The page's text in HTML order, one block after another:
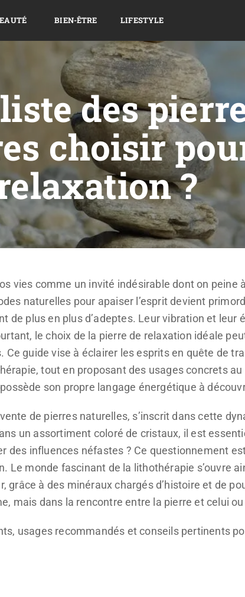
BIEN-ÊTRE LIFESTYLE
des
choisir
?
vies comme un invité indésirable dont on peine
naturelles pour apaiser l’esprit devient
de plus en plus d’adeptes. Leur vibration et
le choix de la pierre de relaxation idéale
Ce guide vise à éclairer les esprits en quête de
tout en proposant des usages concrets
son propre langage énergétique à
de pierres naturelles, s’inscrit dans cette
un assortiment coloré de cristaux, il est
des influences néfastes ? Ce questionnement
Le monde fascinant de la lithothérapie s’ouvre
grâce à des minéraux chargés d’histoire et de
mais dans la rencontre entre la pierre et celui
usages recommandés et conseils pertinents